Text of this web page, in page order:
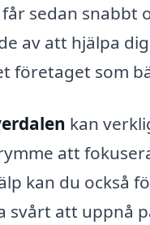
sedan
av att hjälpa
företaget som
kan
att
kan du också
svårt att uppnå